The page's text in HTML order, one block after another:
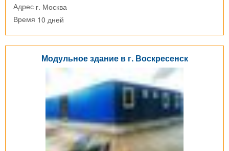
Адрес г. Москва
Время 10 дней
Модульное здание в г. Воскресенск